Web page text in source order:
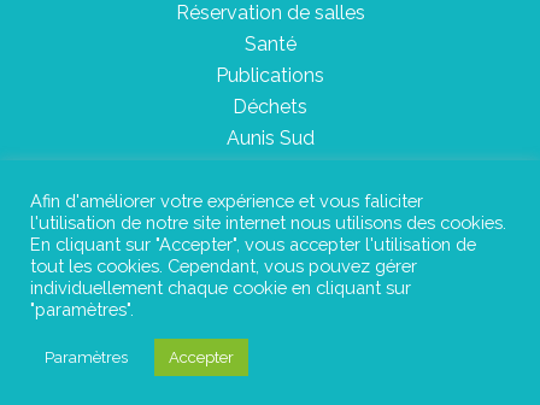
Réservation de salles
Santé
Publications
Déchets
Aunis Sud
Plan du site
Mentions légales
©Instant Urbain
Afin d'améliorer votre expérience et vous faliciter
l'utilisation de notre site internet nous utilisons des cookies.
En cliquant sur "Accepter", vous accepter l'utilisation de
tout les cookies. Cependant, vous pouvez gérer
individuellement chaque cookie en cliquant sur
"paramètres".
Paramètres Accepter